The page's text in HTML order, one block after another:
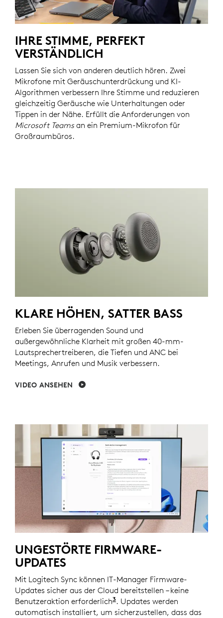
IHRE STIMME, PERFEKT
VERSTÄNDLICH
Lassen Sie sich von anderen deutlich hören. Zwei
Mikrofone mit Geräuschunterdrückung und KI-
Algorithmen verbessern Ihre Stimme und reduzieren
gleichzeitig Geräusche wie Unterhaltungen oder
Tippen in der Nähe. Erfüllt die Anforderungen von
Microsoft Teamsan ein Premium-Mikrofon für
Großraumbüros.
KLARE HÖHEN, SATTER BASS
Erleben Sie überragenden Sound und
außergewöhnliche Klarheit mit großen 40-mm-
Lautsprechertreiberen, die Tiefen und ANC bei
Meetings, Anrufen und Musik verbessern.
VIDEO ANSEHEN
UNGESTÖRTE FIRMWARE-
UPDATES
Mit Logitech Sync können IT-Manager Firmware-
Updates sicher aus der Cloud bereitstellen – keine
Benutzeraktion erforderlich3. Erfordert die Installation
. Updates werden
automatisch installiert, um sicherzustellen, dass das